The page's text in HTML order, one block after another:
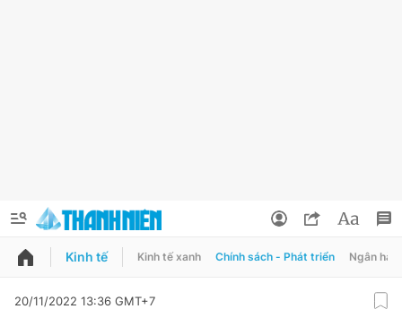
QUẢNG CÁO
Kinh tế Kinh tế xanh Chính sách - Phát triển Ngân
20/11/2022 13:36 GMT+7